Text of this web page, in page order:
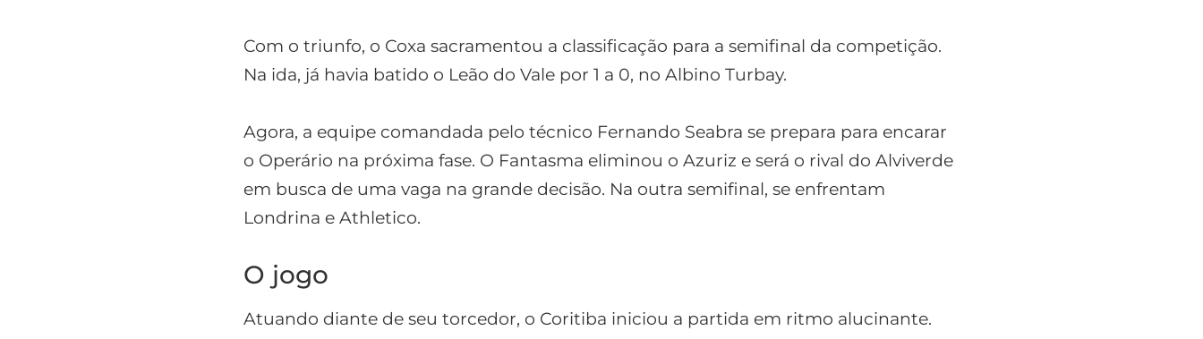
Com o triunfo, o Coxa sacramentou a classificação para a semifinal da competição.
Na ida, já havia batido o Leão do Vale por 1 a 0, no Albino Turbay.
Agora, a equipe comandada pelo técnico Fernando Seabra se prepara para encarar
o Operário na próxima fase. O Fantasma eliminou o Azuriz e será o rival do Alviverde
em busca de uma vaga na grande decisão. Na outra semifinal, se enfrentam
Londrina e Athletico.
O jogo
Atuando diante de seu torcedor, o Coritiba iniciou a partida em ritmo alucinante.